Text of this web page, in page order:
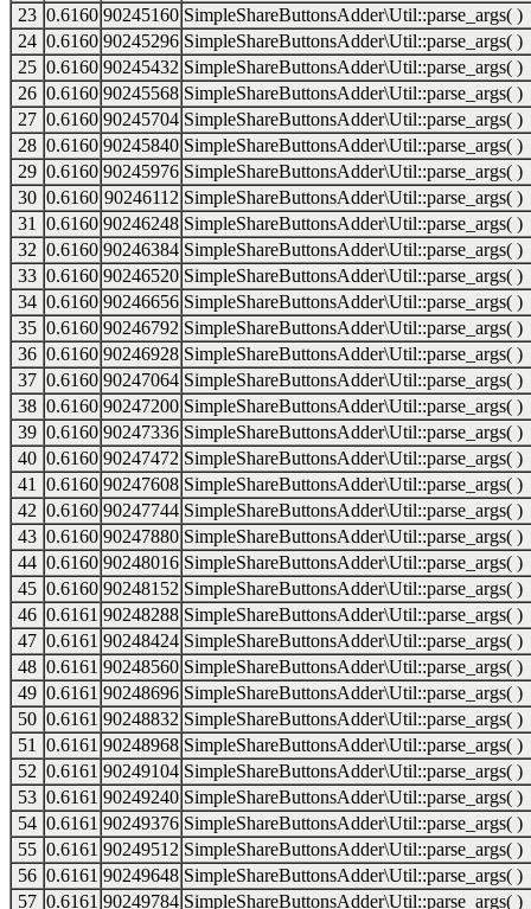
23 0.6160 90245160 SimpleShareButtonsAdder\Util::parse_args( )
24 0.6160 90245296 SimpleShareButtonsAdder\Util::parse_args( )
25 0.6160 90245432 SimpleShareButtonsAdder\Util::parse_args( )
26 0.6160 90245568 SimpleShareButtonsAdder\Util::parse_args( )
27 0.6160 90245704 SimpleShareButtonsAdder\Util::parse_args( )
28 0.6160 90245840 SimpleShareButtonsAdder\Util::parse_args( )
29 0.6160 90245976 SimpleShareButtonsAdder\Util::parse_args( )
30 0.6160 90246112 SimpleShareButtonsAdder\Util::parse_args( )
31
0.6160 90246248 SimpleShareButtonsAdder\Util::parse_args( )
32 0.6160 90246384 SimpleShareButtonsAdder\Util::parse_args( )
33 0.6160 90246520 SimpleShareButtonsAdder\Util::parse_args( )
34 0.6160 90246656 SimpleShareButtonsAdder\Util::parse_args( )
35 0.6160 90246792 SimpleShareButtonsAdder\Util::parse_args( )
36 0.6160 90246928 SimpleShareButtonsAdder\Util::parse_args( )
37 0.6160 90247064 SimpleShareButtonsAdder\Util::parse_args( )
38 0.6160 90247200 SimpleShareButtonsAdder\Util::parse_args( )
39 0.6160 90247336 SimpleShareButtonsAdder\Util::parse_args( )
40 0.6160 90247472 SimpleShareButtonsAdder\Util::parse_args( )
41
0.6160 90247608 SimpleShareButtonsAdder\Util::parse_args( )
42 0.6160 90247744 SimpleShareButtonsAdder\Util::parse_args( )
43 0.6160 90247880 SimpleShareButtonsAdder\Util::parse_args( )
44 0.6160 90248016 SimpleShareButtonsAdder\Util::parse_args( )
45 0.6160 90248152 SimpleShareButtonsAdder\Util::parse_args( )
46 0.6161 90248288 SimpleShareButtonsAdder\Util::parse_args( )
47 0.6161 90248424 SimpleShareButtonsAdder\Util::parse_args( )
48 0.6161 90248560 SimpleShareButtonsAdder\Util::parse_args( )
49 0.6161 90248696 SimpleShareButtonsAdder\Util::parse_args( )
50 0.6161 90248832 SimpleShareButtonsAdder\Util::parse_args( )
51
0.6161 90248968 SimpleShareButtonsAdder\Util::parse_args( )
52 0.6161 90249104 SimpleShareButtonsAdder\Util::parse_args( )
53 0.6161 90249240 SimpleShareButtonsAdder\Util::parse_args( )
54 0.6161 90249376 SimpleShareButtonsAdder\Util::parse_args( )
55 0.6161 90249512 SimpleShareButtonsAdder\Util::parse_args( )
56 0.6161 90249648 SimpleShareButtonsAdder\Util::parse_args( )
57 0.6161 90249784 SimpleShareButtonsAdder\Util::parse_args( )